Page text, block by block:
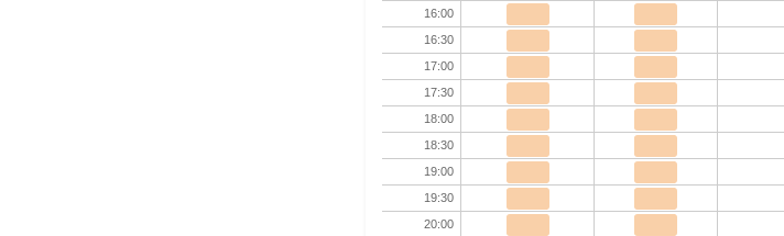
16:00
16:30
17:00
17:30
18:00
18:30
19:00
19:30
20:00